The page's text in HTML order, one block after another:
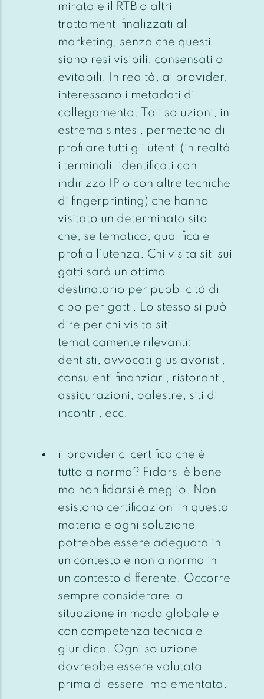
mirata e il RTB o altri
trattamenti finalizzati al
marketing, senza che questi
siano resi visibili, consensati o
evitabili. In realtà, al provider,
interessano i metadati di
collegamento. Tali soluzioni, in
estrema sintesi, permettono di
profilare tutti gli utenti (in realtà
i terminali, identificati con
indirizzo IP o con altre tecniche
di fingerprinting) che hanno
visitato un determinato sito
che, se tematico, qualifica e
profila l’utenza. Chi visita siti sui
gatti sarà un ottimo
destinatario per pubblicità di
cibo per gatti. Lo stesso si può
dire per chi visita siti
tematicamente rilevanti:
dentisti, avvocati giuslavoristi,
consulenti finanziari, ristoranti,
assicurazioni, palestre, siti di
incontri, ecc.
il provider ci certifica che è
tutto a norma? Fidarsi è bene
ma non fidarsi è meglio. Non
esistono certificazioni in questa
materia e ogni soluzione
potrebbe essere adeguata in
un contesto e non a norma in
un contesto differente. Occorre
sempre considerare la
situazione in modo globale e
con competenza tecnica e
giuridica. Ogni soluzione
dovrebbe essere valutata
prima di essere implementata.